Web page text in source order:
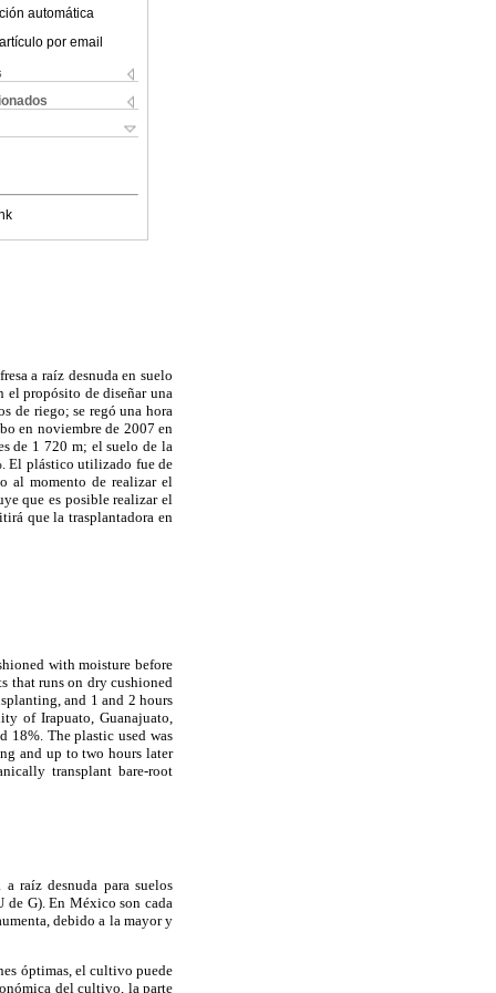
automática
por email
a raíz desnuda en suelo
el propósito de diseñar una
de riego; se regó una hora
en noviembre de 2007 en
de 1 720 m; el suelo de la
El plástico utilizado fue de
al momento de realizar el
que es posible realizar el
que la trasplantadora en
with moisture before
that runs on dry cushioned
and 1 and 2 hours
of Irapuato, Guanajuato,
The plastic used was
and up to two hours later
transplant bare-root
raíz desnuda para suelos
de G). En México son cada
debido a la mayor y
óptimas, el cultivo puede
del cultivo, la parte